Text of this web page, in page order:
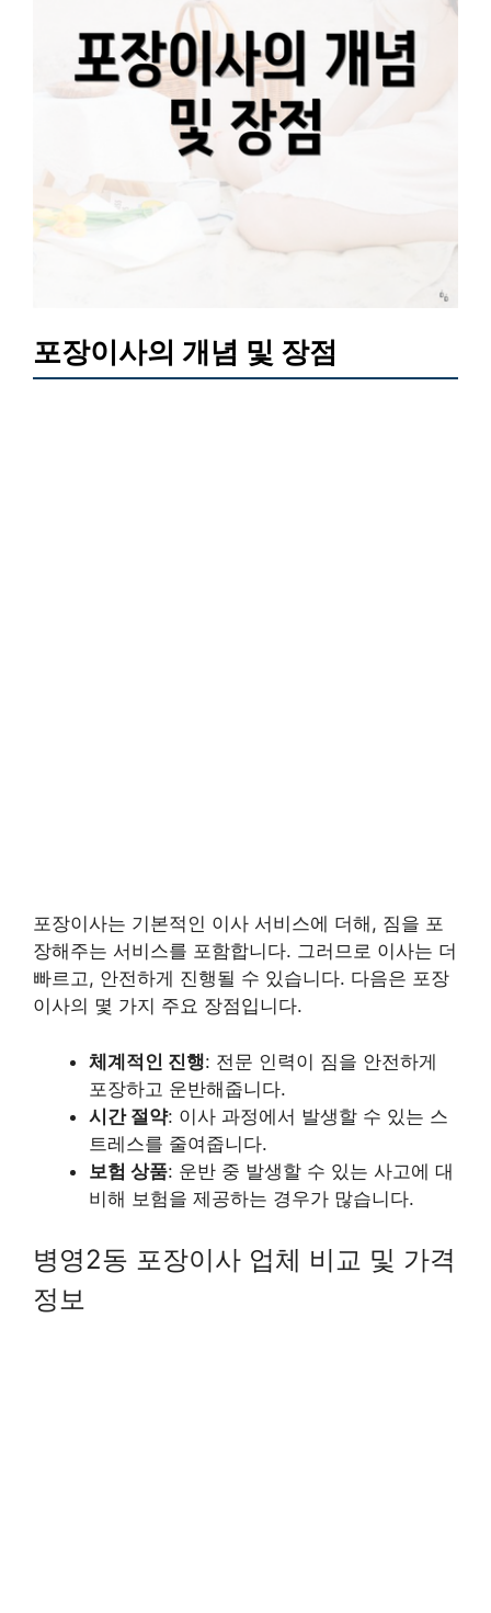
포장이사의 개념 및 장점
포장이사는 기본적인 이사 서비스에 더해, 짐을 포
장해주는 서비스를 포함합니다. 그러므로 이사는 더
빠르고, 안전하게 진행될 수 있습니다. 다음은 포장
이사의 몇 가지 주요 장점입니다.
체계적인 진행: 전문 인력이 짐을 안전하게
포장하고 운반해줍니다.
시간 절약: 이사 과정에서 발생할 수 있는 스
트레스를 줄여줍니다.
보험 상품: 운반 중 발생할 수 있는 사고에 대
비해 보험을 제공하는 경우가 많습니다.
병영2동 포장이사 업체 비교 및 가격
정보